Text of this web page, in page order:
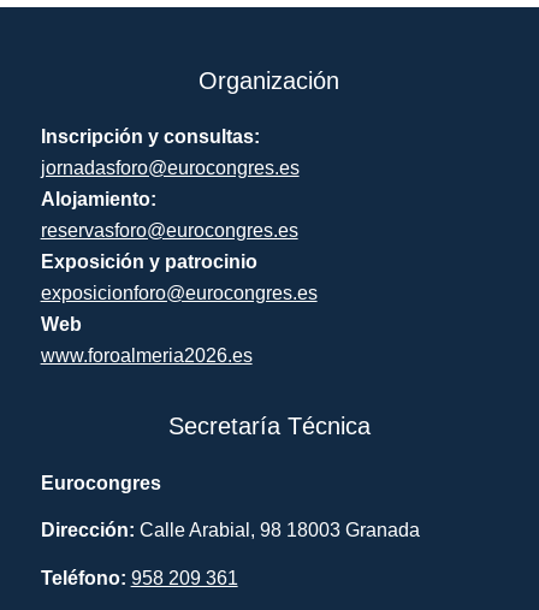
Organización
Inscripción y consultas:
jornadasforo@eurocongres.es
Alojamiento:
reservasforo@eurocongres.es
Exposición y patrocinio
exposicionforo@eurocongres.es
Web
www.foroalmeria2026.es
Secretaría Técnica
Eurocongres
Dirección: Calle Arabial, 98 18003 Granada
Teléfono: 958 209 361